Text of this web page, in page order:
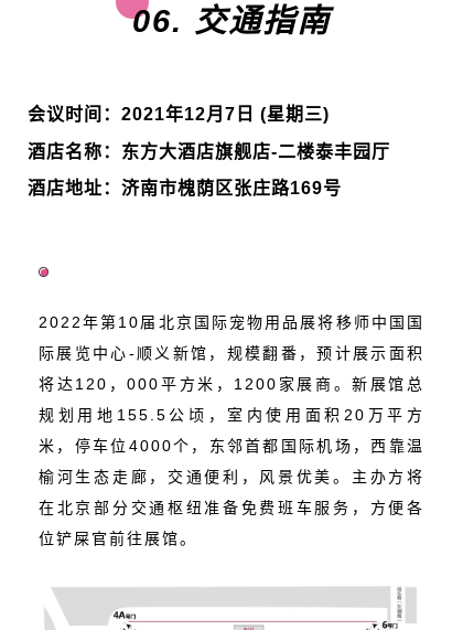
06. 交通指南
会议时间：2021年12月7日 (星期三)
酒店名称：东方大酒店旗舰店-二楼泰丰园厅
酒店地址：济南市槐荫区张庄路169号
2022年第10届北京国际宠物用品展将移师中国国
际展览中心-顺义新馆，规模翻番，预计展示面积
将达120，000平方米，1200家展商。新展馆总
规划用地155.5公顷，室内使用面积20万平方
米，停车位4000个，东邻首都国际机场，西靠温
榆河生态走廊，交通便利，风景优美。主办方将
在北京部分交通枢纽准备免费班车服务，方便各
位铲屎官前往展馆。